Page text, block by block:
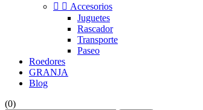
  Accesorios
Juguetes
Rascador
Transporte
Paseo
Roedores
GRANJA
Blog
(0)